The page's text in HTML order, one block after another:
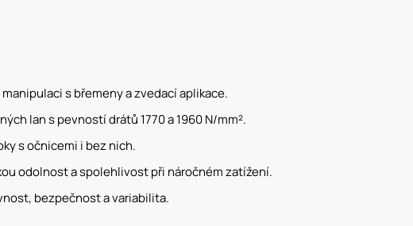
s břemeny a zvedací aplikace.
lan s pevností drátů 1770 a 1960 N/mm².
s očnicemi i bez nich.
odolnost a spolehlivost při náročném zatížení.
bezpečnost a variabilita.